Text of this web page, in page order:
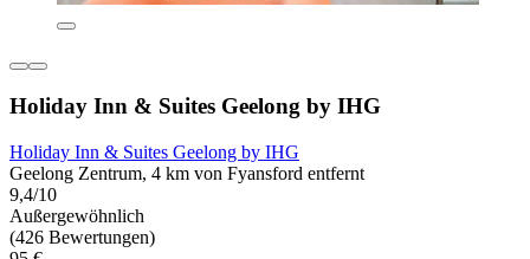
Holiday Inn & Suites Geelong by IHG
Holiday Inn & Suites Geelong by IHG
Geelong Zentrum, 4 km von Fyansford entfernt
9,4/10
Außergewöhnlich
(426 Bewertungen)